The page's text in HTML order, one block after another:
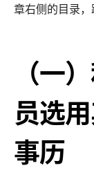
章右侧的目录，
（一
员选
事历